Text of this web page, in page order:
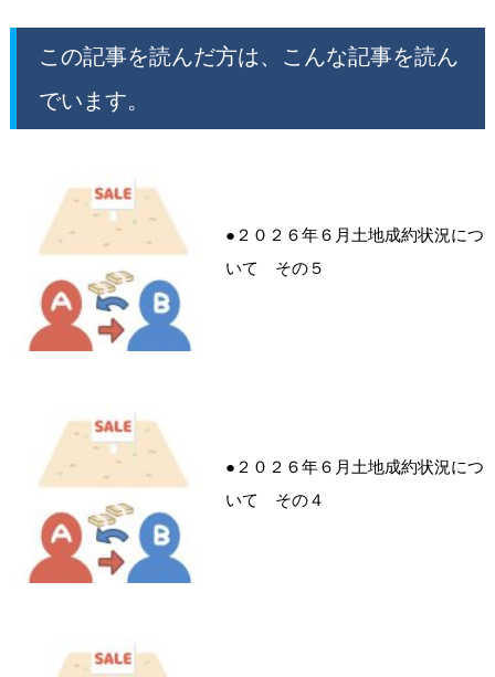
この記事を読んだ方は、こんな記事を読ん
でいます。
●２０２６年６月土地成約状況につ
いて その５
●２０２６年６月土地成約状況につ
いて その４